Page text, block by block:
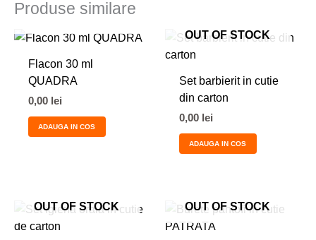
Produse similare
OUT OF STOCK
Flacon 30 ml
QUADRA
0,00 lei
ADAUGA IN COS
OUT OF STOCK
Set barbierit in cutie
din carton
0,00 lei
ADAUGA IN COS
OUT OF STOCK OUT OF STOCK